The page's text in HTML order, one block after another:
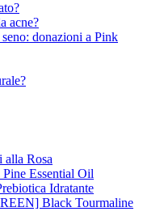
acne?
donazioni a Pink
alla Rosa
Essential Oil
Idratante
Black Tourmaline